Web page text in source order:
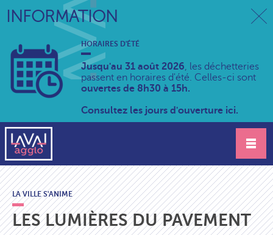
INFORMATION
HORAIRES D'ÉTÉ
Jusqu'au 31 août 2026, les déchetteries
passent en horaires d'été. Celles-ci sont
ouvertes de 8h30 à 15h.
Consultez les jours d'ouverture ici.
LA VILLE S'ANIME
LES LUMIÈRES DU PAVEMENT